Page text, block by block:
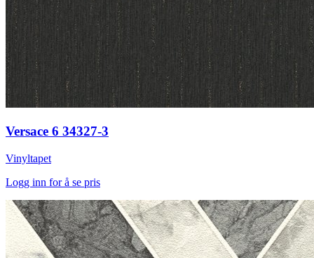
Versace 6 34327-3
Vinyltapet
Logg inn for å se pris